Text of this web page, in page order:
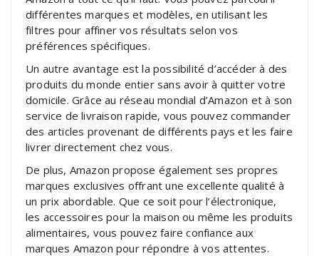
différentes marques et modèles, en utilisant les
filtres pour affiner vos résultats selon vos
préférences spécifiques.
Un autre avantage est la possibilité d’accéder à des
produits du monde entier sans avoir à quitter votre
domicile. Grâce au réseau mondial d’Amazon et à son
service de livraison rapide, vous pouvez commander
des articles provenant de différents pays et les faire
livrer directement chez vous.
De plus, Amazon propose également ses propres
marques exclusives offrant une excellente qualité à
un prix abordable. Que ce soit pour l’électronique,
les accessoires pour la maison ou même les produits
alimentaires, vous pouvez faire confiance aux
marques Amazon pour répondre à vos attentes.